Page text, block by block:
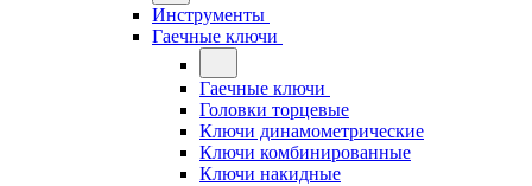
Инструменты
Гаечные ключи
Гаечные ключи
Головки торцевые
Ключи динамометрические
Ключи комбинированные
Ключи накидные